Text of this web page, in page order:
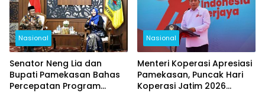
Nasional
Senator Neng Lia dan
Bupati Pamekasan Bahas
Percepatan Program
Nasional
Menteri Koperasi Apresiasi
Pamekasan, Puncak Hari
Koperasi Jatim 2026